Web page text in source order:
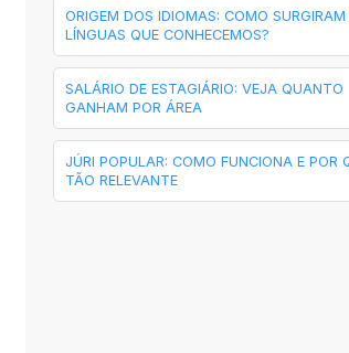
ORIGEM DOS IDIOMAS: COMO SURGIRAM
LÍNGUAS QUE CONHECEMOS?
SALÁRIO DE ESTAGIÁRIO: VEJA QUANTO
GANHAM POR ÁREA
JÚRI POPULAR: COMO FUNCIONA E POR
TÃO RELEVANTE